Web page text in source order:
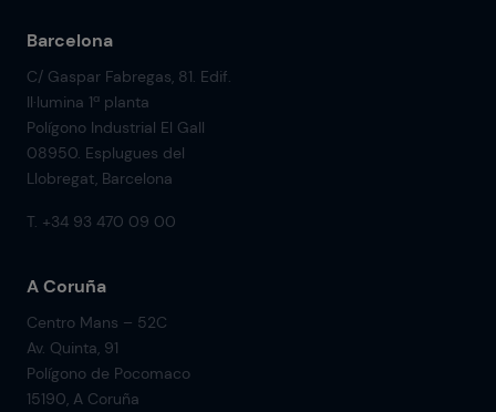
Barcelona
C/ Gaspar Fabregas, 81. Edif.
Il·lumina 1ª planta
Polígono Industrial El Gall
08950. Esplugues del
Llobregat, Barcelona
T. +34 93 470 09 00
A Coruña
Centro Mans – 52C
Av. Quinta, 91
Polígono de Pocomaco
15190, A Coruña